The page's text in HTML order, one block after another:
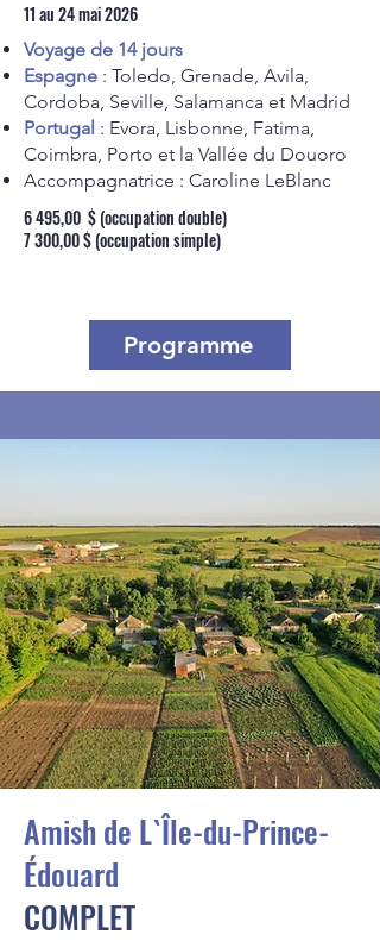
11 au 24 mai 2026
Voyage de 14 jours
Espagne : Toledo, Grenade, Avila,
Cordoba, Seville, Salamanca et Madrid
Portugal : Evora, Lisbonne, Fatima,
Coimbra, Porto et la Vallée du Douoro
Accompagnatrice : Caroline LeBlanc
6 495,00 $ (occupation double)
7 300,00 $ (occupation simple)
Programme
Amish de L`Île-du-Prince-
Édouard
COMPLET